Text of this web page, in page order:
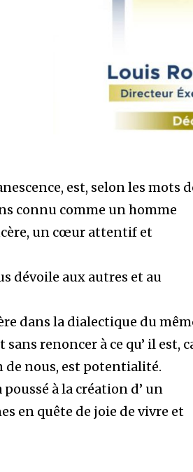
est, selon les mots
connu comme un homme
un cœur attentif et
dévoile aux autres et au
dans la dialectique du
renoncer à ce qu’ il est,
de nous, est potentialité.
à la création d’ un
en quête de joie de vivre et